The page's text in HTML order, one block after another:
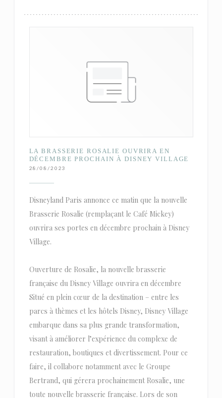
LA BRASSERIE ROSALIE OUVRIRA EN
DÉCEMBRE PROCHAIN À DISNEY VILLAGE
28/08/2023
Disneyland Paris annonce ce matin que la nouvelle
Brasserie Rosalie (remplaçant le Café Mickey)
ouvrira ses portes en décembre prochain à Disney
Village.
Ouverture de Rosalie, la nouvelle brasserie
française du Disney Village ouvrira en décembre
Situé en plein cœur de la destination – entre les
parcs à thèmes et les hôtels Disney, Disney Village
embarque dans sa plus grande transformation,
visant à améliorer l’expérience du complexe de
restauration, boutiques et divertissement. Pour ce
faire, il collabore notamment avec le Groupe
Bertrand, qui gérera prochainement Rosalie, une
toute nouvelle brasserie française. Lors de son